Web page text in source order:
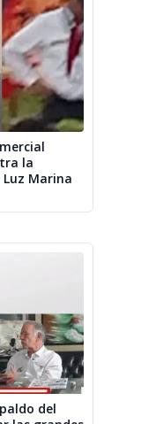
la
Marina
del